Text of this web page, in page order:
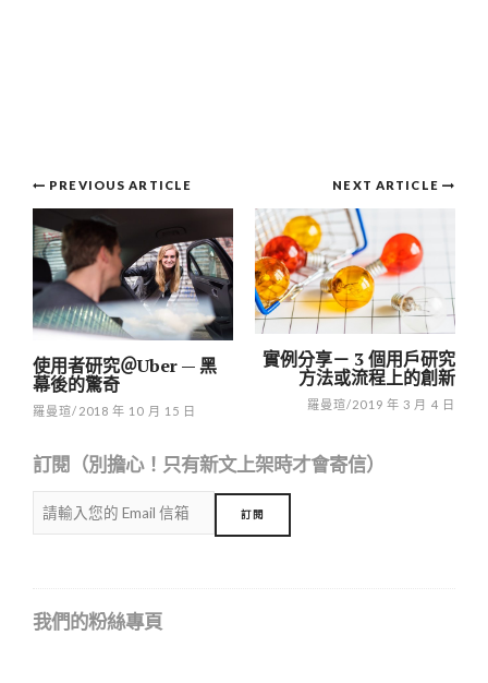
Post
navigation
NEXT ARTICLE
實例分享－ 3 個用戶研究
方法或流程上的創新
羅曼瑄/2019 年 3 月 4 日
PREVIOUS ARTICLE
使用者研究＠Uber — 黑
幕後的驚奇
羅曼瑄/ 2018 年 10 月 15 日
訂閱（別擔心！只有新文上架時才會寄信）
我們的粉絲專頁